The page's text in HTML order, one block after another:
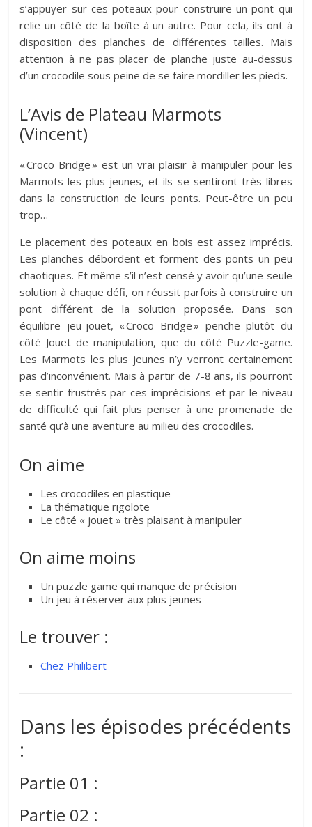
s’appuyer sur ces poteaux pour construire un pont qui
relie un côté de la boîte à un autre. Pour cela, ils ont à
disposition des planches de différentes tailles. Mais
attention à ne pas placer de planche juste au-dessus
d’un crocodile sous peine de se faire mordiller les pieds.
L’Avis de Plateau Marmots
(Vincent)
« Croco Bridge » est un vrai plaisir à manipuler pour les
Marmots les plus jeunes, et ils se sentiront très libres
dans la construction de leurs ponts. Peut-être un peu
trop…
Le placement des poteaux en bois est assez imprécis.
Les planches débordent et forment des ponts un peu
chaotiques. Et même s’il n’est censé y avoir qu’une seule
solution à chaque défi, on réussit parfois à construire un
pont différent de la solution proposée. Dans son
équilibre jeu-jouet, « Croco Bridge » penche plutôt du
côté Jouet de manipulation, que du côté Puzzle-game.
Les Marmots les plus jeunes n’y verront certainement
pas d’inconvénient. Mais à partir de 7-8 ans, ils pourront
se sentir frustrés par ces imprécisions et par le niveau
de difficulté qui fait plus penser à une promenade de
santé qu’à une aventure au milieu des crocodiles.
On aime
Les crocodiles en plastique
La thématique rigolote
Le côté « jouet » très plaisant à manipuler
On aime moins
Un puzzle game qui manque de précision
Un jeu à réserver aux plus jeunes
Le trouver :
Chez Philibert
Dans les épisodes précédents
:
Partie 01 :
Partie 02 :